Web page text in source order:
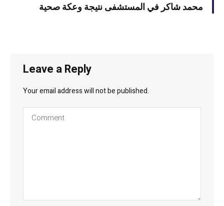
محمد شاكر في المستشفى نتيجة وعكة صحية
Leave a Reply
Your email address will not be published.